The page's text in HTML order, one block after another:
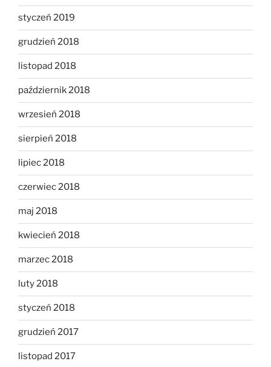
styczeń 2019
grudzień 2018
listopad 2018
październik 2018
wrzesień 2018
sierpień 2018
lipiec 2018
czerwiec 2018
maj 2018
kwiecień 2018
marzec 2018
luty 2018
styczeń 2018
grudzień 2017
listopad 2017